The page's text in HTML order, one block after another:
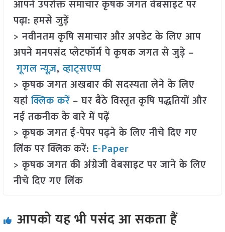
आपने उपरोक्त समाचार कृषक जगत वेबसाइट पर
पढ़ा: हमसे जुड़ें
> नवीनतम कृषि समाचार और अपडेट के लिए आप
अपने मनपसंद प्लेटफॉर्म पे कृषक जगत से जुड़े –
गूगल न्यूज़,व्हाट्सएप्प
> कृषक जगत अखबार की सदस्यता लेने के लिए
यहांक्लिक करें– घर बैठे विस्तृत कृषि पद्धतियों और
नई तकनीक के बारे में पढ़ें
> कृषक जगत ई-पेपर पढ़ने के लिए नीचे दिए गए
लिंक पर क्लिक करें: E-Paper
> कृषक जगत की अंग्रेजी वेबसाइट पर जाने के लिए
नीचे दिए गए लिंक
आपको यह भी पसंद आ सकता हैं